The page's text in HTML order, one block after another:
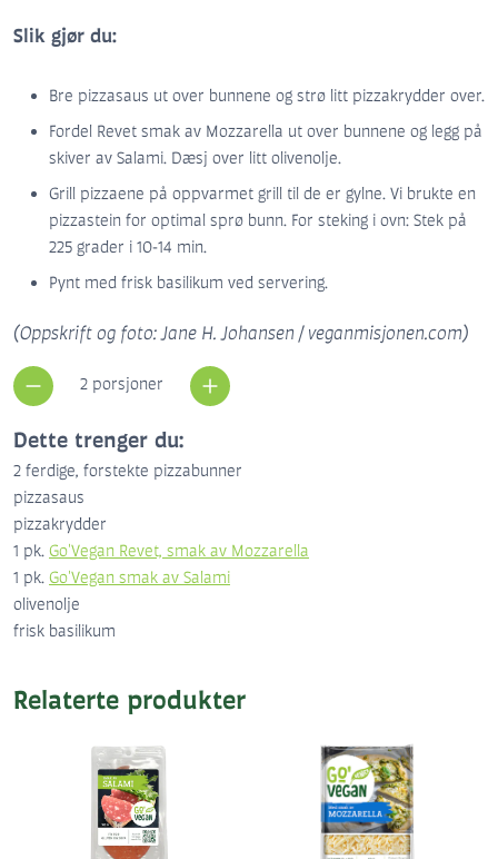
Slik gjør du:
Bre pizzasaus ut over bunnene og strø litt pizzakrydder over.
Fordel Revet smak av Mozzarella ut over bunnene og legg på
skiver av Salami. Dæsj over litt olivenolje.
Grill pizzaene på oppvarmet grill til de er gylne. Vi brukte en
pizzastein for optimal sprø bunn. For steking i ovn: Stek på
225 grader i 10-14 min.
Pynt med frisk basilikum ved servering.
(Oppskrift og foto: Jane H. Johansen / veganmisjonen.com)
2 porsjoner
Dette trenger du:
2 ferdige, forstekte pizzabunner
pizzasaus
pizzakrydder
1 pk. Go'Vegan Revet, smak av Mozzarella
1 pk. Go'Vegan smak av Salami
olivenolje
frisk basilikum
Relaterte produkter